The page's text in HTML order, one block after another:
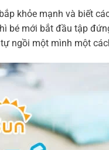
khỏe mạnh và biết
bé mới bắt đầu tập
ngồi một mình một